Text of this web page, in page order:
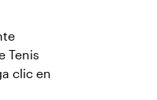
Tenis
clic en